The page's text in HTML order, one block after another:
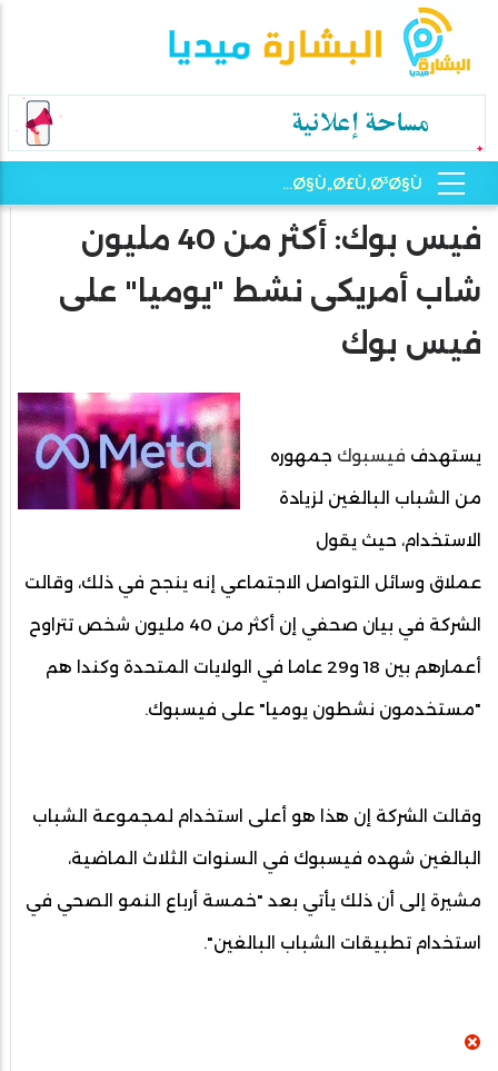
فيس بوك: أكثر من 40 مليون
شاب أمريكى نشط "يوميا" على
فيس بوك
يستهدف فيسبوك جمهوره
من الشباب البالغين لزيادة
الاستخدام، حيث يقول
عملاق وسائل التواصل الاجتماعي إنه ينجح في ذلك، وقالت
الشركة في بيان صحفي إن أكثر من 40 مليون شخص تتراوح
أعمارهم بين 18 و29 عاما في الولايات المتحدة وكندا هم
"مستخدمون نشطون يوميا" على فيسبوك.
وقالت الشركة إن هذا هو أعلى استخدام لمجموعة الشباب
البالغين شهده فيسبوك في السنوات الثلاث الماضية،
مشيرة إلى أن ذلك يأتي بعد "خمسة أرباع النمو الصحي في
استخدام تطبيقات الشباب البالغين".